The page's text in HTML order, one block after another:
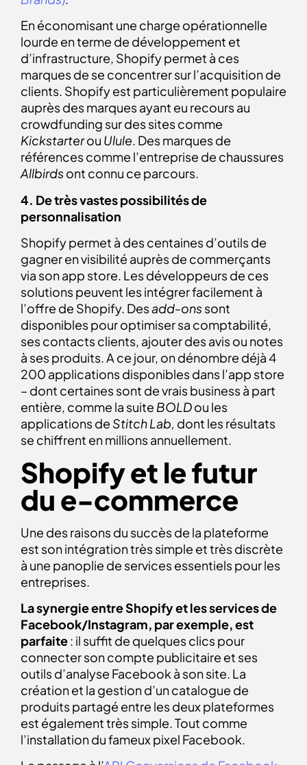
En économisant une charge opérationnelle
lourde en terme de développement et
d’infrastructure, Shopify permet à ces
marques de se concentrer sur l’acquisition de
clients. Shopify est particulièrement populaire
auprès des marques ayant eu recours au
crowdfunding sur des sites comme
Kickstarterou Ulule. Des marques de
références comme l’entreprise de chaussures
Allbirdsont connu ce parcours.
4. De très vastes possibilités de
personnalisation
Shopify permet à des centaines d’outils de
gagner en visibilité auprès de commerçants
via son app store. Les développeurs de ces
solutions peuvent les intégrer facilement à
l’offre de Shopify. Desadd-onssont
disponibles pour optimiser sa comptabilité,
ses contacts clients, ajouter des avis ou notes
à ses produits. A ce jour, on dénombre déjà 4
200 applications disponibles dans l’app store
– dont certaines sont de vrais business à part
entière, comme la suite BOLDou les
applications de Stitch Lab, dont les résultats
se chiffrent en millions annuellement.
Shopify et le futur
du e-commerce
Une des raisons du succès de la plateforme
est son intégration très simple et très discrète
à une panoplie de services essentiels pour les
entreprises.
La synergie entre Shopify et les services de
Facebook/Instagram, par exemple, est
parfaite: il suffit de quelques clics pour
connecter son compte publicitaire et ses
outils d’analyse Facebook à son site. La
création et la gestion d’un catalogue de
produits partagé entre les deux plateformes
est également très simple. Tout comme
l’installation du fameux pixel Facebook.